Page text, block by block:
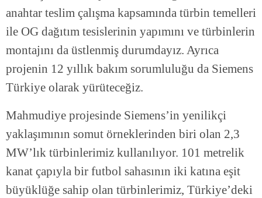
anahtar teslim çalışma kapsamında türbin temelleri
ile OG dağıtım tesislerinin yapımını ve türbinlerin
montajını da üstlenmiş durumdayız. Ayrıca
projenin 12 yıllık bakım sorumluluğu da Siemens
Türkiye olarak yürüteceğiz.
Mahmudiye projesinde Siemens’in yenilikçi
yaklaşımının somut örneklerinden biri olan 2,3
MW’lık türbinlerimiz kullanılıyor. 101 metrelik
kanat çapıyla bir futbol sahasının iki katına eşit
büyüklüğe sahip olan türbinlerimiz, Türkiye’deki